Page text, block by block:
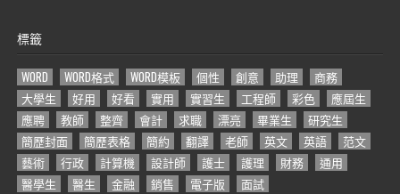
標籤
WORD WORD格式 WORD模板 個性 創意 助理
商務
大學生
好用 好看 實用 實習生 工程師 彩色
應屆生
應聘
教師 整齊 會計 求職 漂亮 畢業生
研究生
簡歷封面
簡歷表格 簡約 翻譯 老師 英文 英語
范文
藝術
行政 計算機 設計師 護士 護理 財務
通用
醫學生
醫生 金融 銷售 電子版 面試